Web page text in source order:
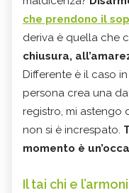
che prendono il
deriva è quella che
chiusura,
Differente è il caso
persona crea una
registro, mi astengo
non si è increspato.
momento è
Il tai chi e